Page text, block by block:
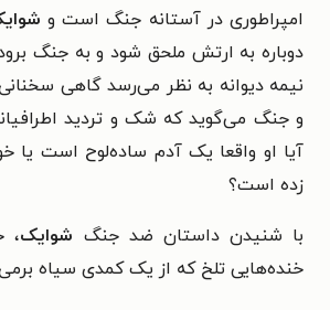
امپراطوری در آستانه جنگ است و
دوباره به ارتش ملحق شود و به جنگ
نیمه دیوانه به نظر می‌رسد گاهی
و جنگ می‌گوید که شک و تردید
آیا او واقعا یک آدم ساده‌لوح است یا
زده است؟
با شنیدن داستان ضد جنگ شوایک،
خنده‌هایی تلخ که از یک کمدی سیاه